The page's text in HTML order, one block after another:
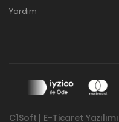
Yardım
C1Soft | E-Ticaret